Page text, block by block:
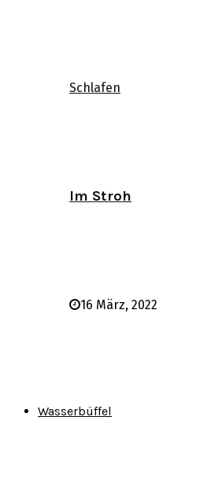
Schlafen
Im Stroh
16 März, 2022
Wasserbüffel